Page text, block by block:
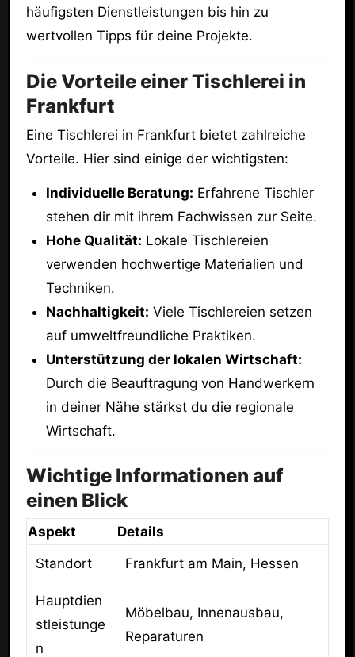
häufigsten Dienstleistungen bis hin zu
wertvollen Tipps für deine Projekte.
Die Vorteile einer Tischlerei in
Frankfurt
Eine Tischlerei in Frankfurt bietet zahlreiche
Vorteile. Hier sind einige der wichtigsten:
Individuelle Beratung: Erfahrene Tischler
stehen dir mit ihrem Fachwissen zur Seite.
Hohe Qualität: Lokale Tischlereien
verwenden hochwertige Materialien und
Techniken.
Nachhaltigkeit: Viele Tischlereien setzen
auf umweltfreundliche Praktiken.
Unterstützung der lokalen Wirtschaft:
Durch die Beauftragung von Handwerkern
in deiner Nähe stärkst du die regionale
Wirtschaft.
Wichtige Informationen auf
einen Blick
Aspekt
Details
Standort
Frankfurt am Main, Hessen
Hauptdien
stleistunge
n
Möbelbau, Innenausbau,
Reparaturen